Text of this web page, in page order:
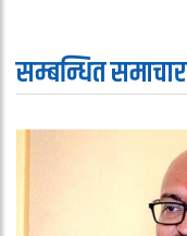
सम्बन्धित समाचार